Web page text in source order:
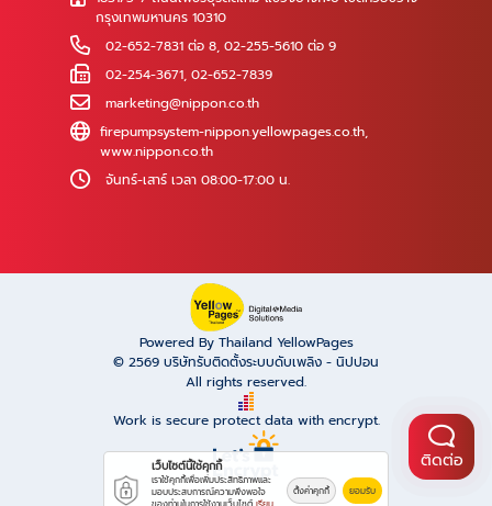
กรุงเทพมหานคร 10310
02-652-7831 ต่อ 8, 02-255-5610 ต่อ 9
02-254-3671, 02-652-7839
marketing@nippon.co.th
firepumpsystem-nippon.yellowpages.co.th,
www.nippon.co.th
จันทร์-เสาร์ เวลา 08:00-17:00 น.
Powered By Thailand YellowPages
© 2569 บริษัทรับติดตั้งระบบดับเพลิง - นิปปอน
All rights reserved.
Work is secure protect data with encrypt.
ติดต่อ
เว็บไซต์นี้ใช้คุกกี้
เราใช้คุกกี้เพื่อเพิ่มประสิทธิภาพและ
มอบประสบการณ์ความพึงพอใจ
ตั้งค่าคุกกี้ ยอมรับ